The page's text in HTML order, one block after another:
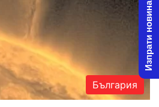
България
Изпрати новина